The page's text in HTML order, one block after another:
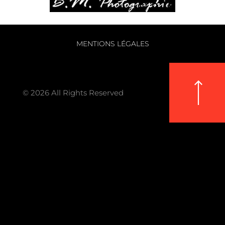
MENTIONS LÉGALES
© 2026 All Rights Reserved